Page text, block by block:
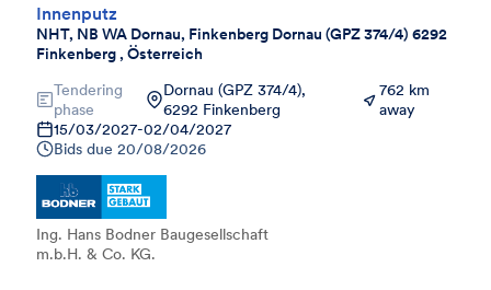
Innenputz
NHT, NB WA Dornau, Finkenberg Dornau (GPZ 374/4) 6292
Finkenberg , Österreich
Tendering
phase
Dornau (GPZ 374/4),
6292 Finkenberg
762 km
away
15/03/2027-02/04/2027
Bids due 20/08/2026
Ing. Hans Bodner Baugesellschaft
m.b.H. & Co. KG.